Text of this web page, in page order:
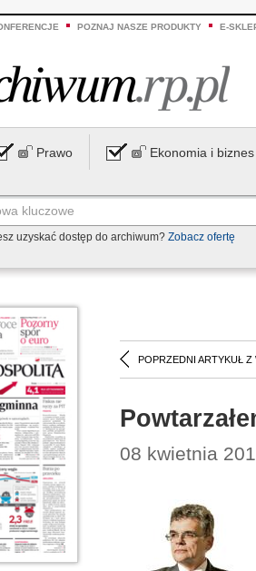
POZNAJ NASZE PRODUKTY E-
Prawo Ekonomia i biznes
uzyskać dostęp do archiwum? Zobacz ofertę
POPRZEDNI ARTYKUŁ Z
08 kwietnia